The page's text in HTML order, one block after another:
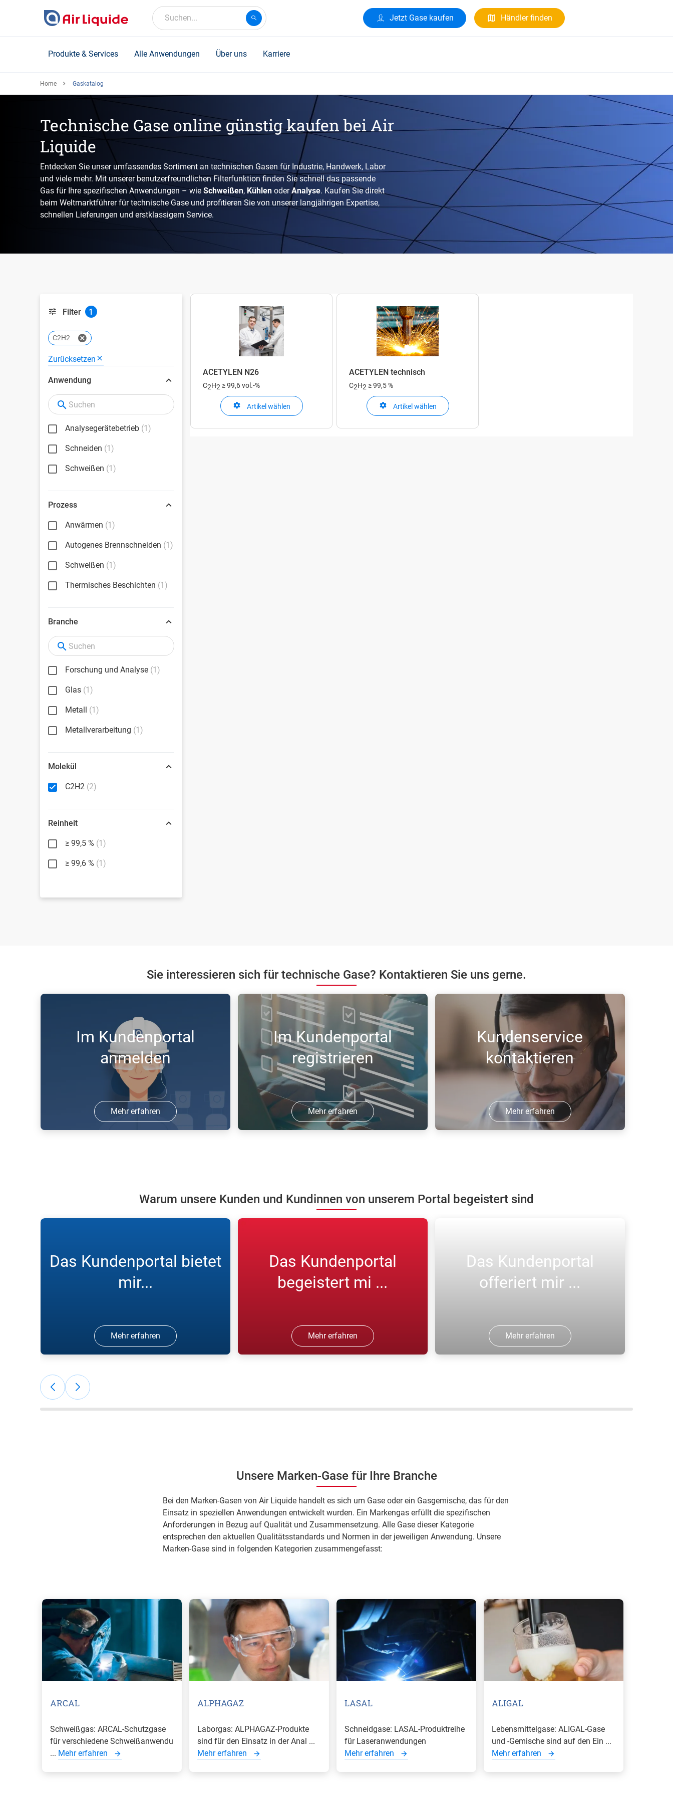
Suchen... Jetzt Gase kaufen Händler finden
Produkte & Services Alle Anwendungen Über uns Karriere
Home Gaskatalog
Technische Gase online günstig kaufen bei Air
Liquide
Entdecken Sie unser umfassendes Sortiment an technischen Gasen für Industrie, Handwerk, Labor
und viele mehr. Mit unserer benutzerfreundlichen Filterfunktion finden Sie schnell das passende
Gas für Ihre spezifischen Anwendungen – wie Schweißen, Kühlen oderAnalyse. Kaufen Sie direkt
beim Weltmarktführer für technische Gase und profitieren Sie von unserer langjährigen Expertise,
schnellen Lieferungen und erstklassigem Service.
Filter 1
C2H2
Zurücksetzen
Anwendung
Analysegerätebetrieb (1)
Schneiden (1)
Schweißen (1)
Prozess
Anwärmen (1)
Autogenes Brennschneiden (1)
Schweißen (1)
Thermisches Beschichten (1)
Branche
Forschung und Analyse (1)
Glas (1)
Metall (1)
Metallverarbeitung (1)
Molekül
C2H2 (2)
Reinheit
≥ 99,5 % (1)
≥ 99,6 % (1)
ACETYLEN N26
C2H2 ≥ 99,6 vol.-%
Artikel wählen
ACETYLEN technisch
C2H2 ≥ 99,5 %
Artikel wählen
Sie interessieren sich für technische Gase? Kontaktieren Sie uns gerne.
Im Kundenportal
anmelden
Mehr erfahren
Im Kundenportal
registrieren
Mehr erfahren
Kundenservice
kontaktieren
Mehr erfahren
Warum unsere Kunden und Kundinnen von unserem Portal begeistert sind
Das Kundenportal bietet
mir...
Mehr erfahren
Online-Bestellportal, pünktliche
Lieferungen"; Jan Marcus G, ARCAL
Das Kundenportal
begeistert mi ...
Mehr erfahren
Das Kundenportal
offeriert mir ...
Mehr erfahren
Unsere Marken-Gase für Ihre Branche
Bei den Marken-Gasen von Air Liquide handelt es sich um Gase oder ein Gasgemische, das für den
Einsatz in speziellen Anwendungen entwickelt wurden. Ein Markengas erfüllt die spezifischen
Anforderungen in Bezug auf Qualität und Zusammensetzung. Alle Gase dieser Kategorie
entsprechen den aktuellen Qualitätsstandards und Normen in der jeweiligen Anwendung. Unsere
Marken-Gase sind in folgenden Kategorien zusammengefasst:
ARCAL
Schweißgas: ARCAL-Schutzgase
für verschiedene Schweißanwendu
... Mehr erfahren
ALPHAGAZ
Laborgas: ALPHAGAZ-Produkte
sind für den Einsatz in der Anal ...
Mehr erfahren
LASAL
Schneidgase: LASAL-Produktreihe
für Laseranwendungen
Mehr erfahren
ALIGAL
Lebensmittelgase: ALIGAL-Gase
und -Gemische sind auf den Ein ...
Mehr erfahren